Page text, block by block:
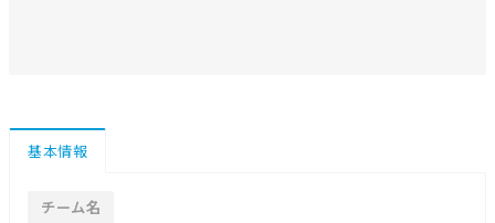
基本情報
チーム名